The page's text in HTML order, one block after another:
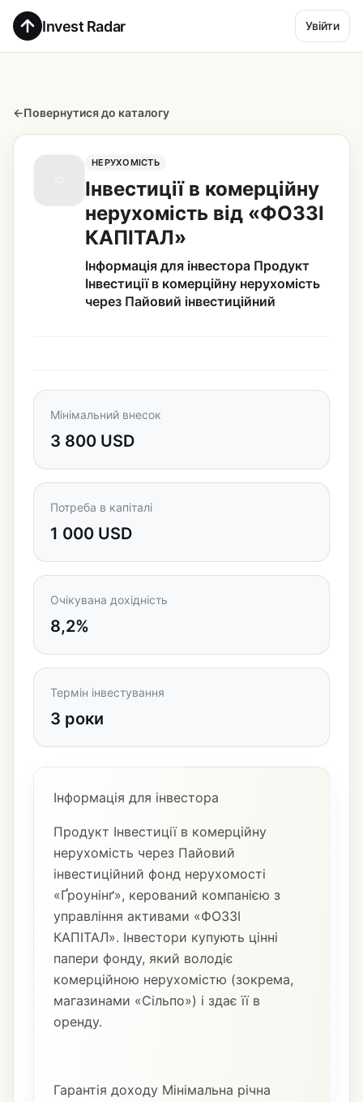
Invest Radar Увійти
←Повернутися до каталогу
НЕРУХОМІСТЬ
Інвестиції в комерційну
нерухомість від «ФОЗЗІ
КАПІТАЛ»
Інформація для інвестора Продукт
Інвестиції в комерційну нерухомість
через Пайовий інвестиційний
Мінімальний внесок
3 800 USD
Потреба в капіталі
1 000 USD
Очікувана дохідність
8,2%
Термін інвестування
3 роки
Інформація для інвестора
Продукт Інвестиції в комерційну
нерухомість через Пайовий
інвестиційний фонд нерухомості
«Ґроунінґ», керований компанією з
управління активами «ФОЗЗІ
КАПІТАЛ». Інвестори купують цінні
папери фонду, який володіє
комерційною нерухомістю (зокрема,
магазинами «Сільпо») і здає її в
оренду.
Гарантія доходу Мінімальна річна